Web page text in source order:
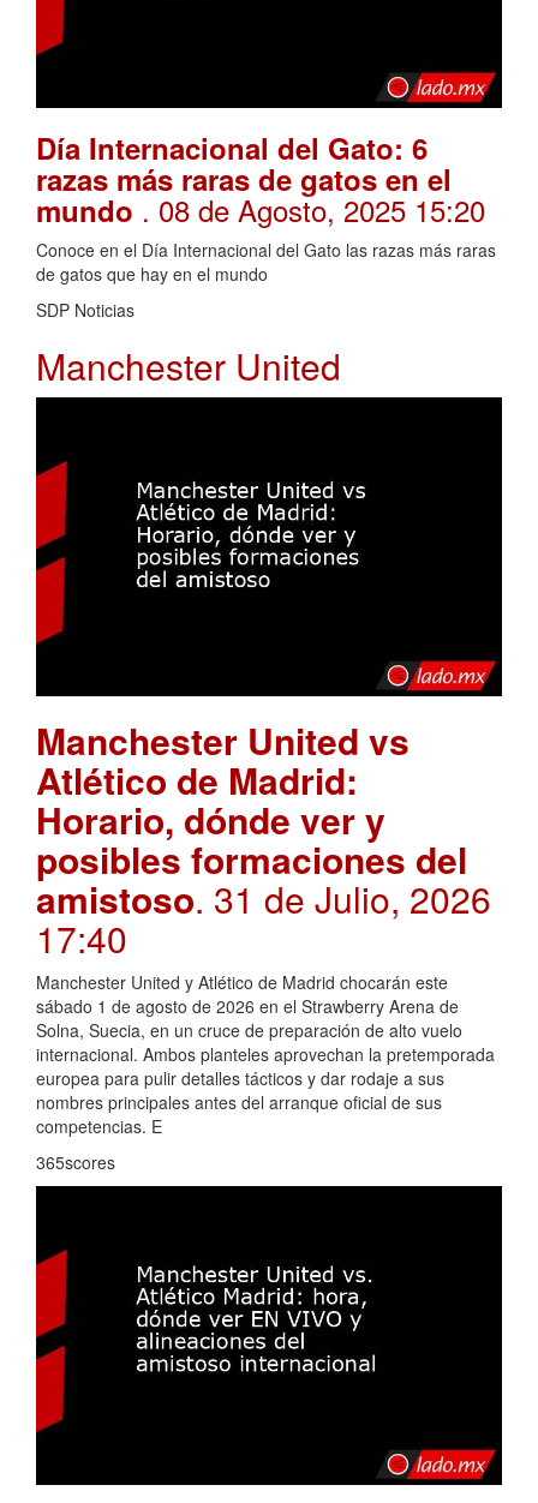
Día Internacional del Gato: 6
razas más raras de gatos en el
mundo . 08 de Agosto, 2025 15:20
Conoce en el Día Internacional del Gato las razas más raras
de gatos que hay en el mundo
SDP Noticias
Manchester United
Manchester United vs
Atlético de Madrid:
Horario, dónde ver y
posibles formaciones del
amistoso. 31 de Julio, 2026
17:40
Manchester United y Atlético de Madrid chocarán este
sábado 1 de agosto de 2026 en el Strawberry Arena de
Solna, Suecia, en un cruce de preparación de alto vuelo
internacional. Ambos planteles aprovechan la pretemporada
europea para pulir detalles tácticos y dar rodaje a sus
nombres principales antes del arranque oficial de sus
competencias. E
365scores